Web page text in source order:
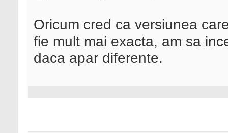
Oricum cred ca versiunea
fie mult mai exacta, am sa
daca apar diferente.